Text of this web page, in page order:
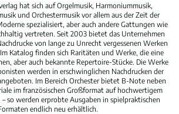
hat sich auf Orgelmusik, Harmoniummusik,
und Orchestermusik vor allem aus der Zeit der
spezialisiert, aber auch andere Gattungen wie
vertreten. Seit 2003 bietet das Unternehmen
von lange zu Unrecht vergessenen Werken
Katalog finden sich Raritäten und Werke, die eine
aber auch bekannte Repertoire-Stücke. Die Werke
werden in erschwinglichen Nachdrucken der
Im Bereich Orchester bietet B-Note neben
im französischen Großformat auf hochwertigem
so werden erprobte Ausgaben in spielpraktischen
endlich neu erhältlich.